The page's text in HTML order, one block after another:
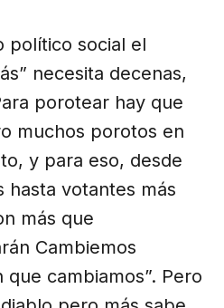
político social el
necesita decenas,
porotear hay que
muchos porotos en
y para eso, desde
votantes más
más que
Cambiemos
cambiamos”. Pero